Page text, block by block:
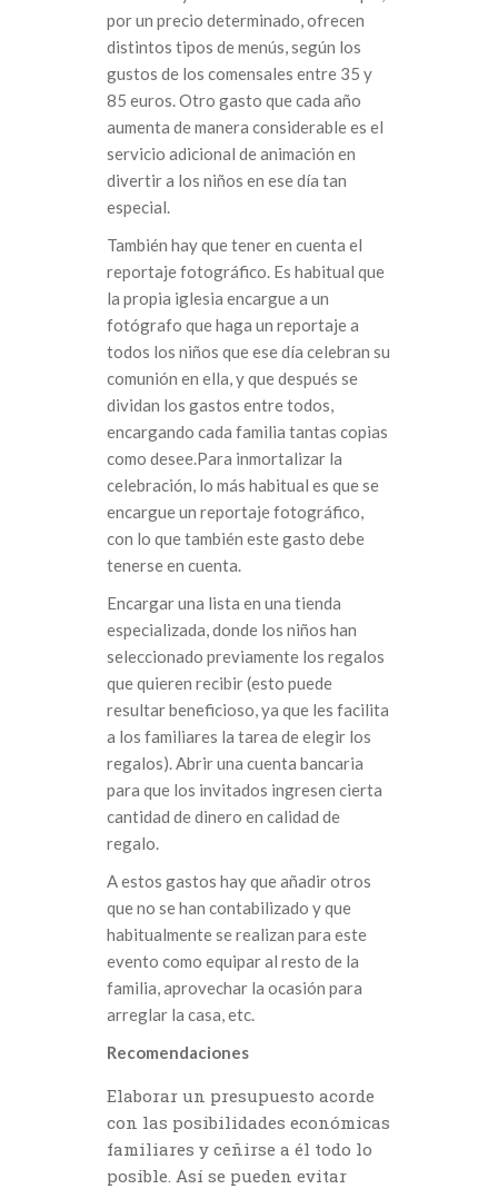
por un precio determinado, ofrecen
distintos tipos de menús, según los
gustos de los comensales entre 35 y
85 euros. Otro gasto que cada año
aumenta de manera considerable es el
servicio adicional de animación en
divertir a los niños en ese día tan
especial.
También hay que tener en cuenta el
reportaje fotográfico. Es habitual que
la propia iglesia encargue a un
fotógrafo que haga un reportaje a
todos los niños que ese día celebran su
comunión en ella, y que después se
dividan los gastos entre todos,
encargando cada familia tantas copias
como desee.Para inmortalizar la
celebración, lo más habitual es que se
encargue un reportaje fotográfico,
con lo que también este gasto debe
tenerse en cuenta.
Encargar una lista en una tienda
especializada, donde los niños han
seleccionado previamente los regalos
que quieren recibir (esto puede
resultar beneficioso, ya que les facilita
a los familiares la tarea de elegir los
regalos). Abrir una cuenta bancaria
para que los invitados ingresen cierta
cantidad de dinero en calidad de
regalo.
A estos gastos hay que añadir otros
que no se han contabilizado y que
habitualmente se realizan para este
evento como equipar al resto de la
familia, aprovechar la ocasión para
arreglar la casa, etc.
Recomendaciones
Elaborar un presupuesto acorde
con las posibilidades económicas
familiares y ceñirse a él todo lo
posible. Así se pueden evitar